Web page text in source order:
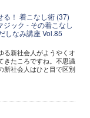
る！ 着こなし術 (37)
ジック - その着こなし
しなみ講座 Vol.85
る新社会人がようやくオ
きたころですね。不思議
新社会人はひと目で区別